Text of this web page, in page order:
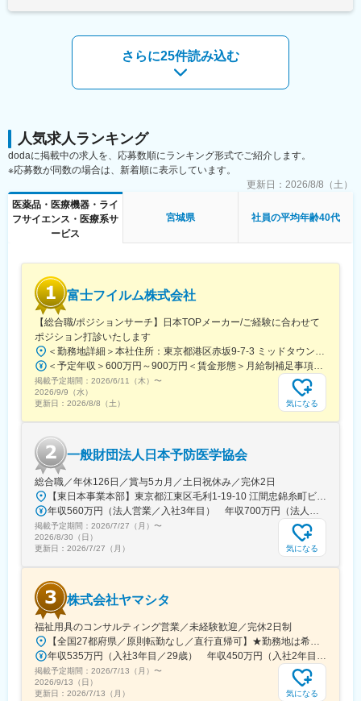
経理業務
・会計ソフトへの仕訳入力
・月次・年次決算業務
・勤怠管理
・就業規則の管理・運用
・社内行事の企画・運営
・各種契約書の管理
■組織構成：
総務課は3名体制となります。先輩社員や上長が、丁寧に指導いた
■商材：介護業務支援ソフト「ケア樹」について
介護事業者の「経営難」「人手不足」を解決すべく「簡単」「安
心」「低価格」を目指し開発された介護業務支援ソフトです。
2012年にリリースしてから、現在全国で約4,000の事業所の導入
実績となっています。コスト、業務改善、経営改善の悩みを解決
するためにシステムによって可視化することが可能です。
■当社について：
杜の都仙台に良い樹（事業）を創る会社という企業理念のもと創
業。1本目の樹・介護業務支援ソフト「ケア樹」は豊かな高齢社会
へ進化しました。クラウド型介護ソフト「ケア樹」と最先端IT技
術、AI、IoT、ロボット等との連携による革新的なクラウドサービ
スで介護・福祉業界の課題解決に貢献します。なお、当社は平成
29年度、従業員を含めた企業、消費者、地域に良い効果を生み出
す優れた取組みを行う仙台の「四方よし」企業として表彰されて
います。またJ-Startup TOHOKUにも選ばれました。
変更の範囲：会社の定める業務
さらに25件読み込む
人気求人ランキング
dodaに掲載中の求人を、応募数順にランキング形式でご紹介します。
※応募数が同数の場合は、新着順に表示しています。
更新日： 2026/8/8（土）
医薬品・医療機器・ライ
フサイエンス・医療系サ
ービス
宮城県 社員の平均年齢40代
富士フイルム株式会社
【総合職/ポジションサーチ】日本TOPメーカー/ご経験に合わせて
ポジション打診いたします
＜勤務地詳細＞本社住所：東京都港区赤坂9-7-3 ミッドタウン・ウェスト勤務地最寄駅：東京メトロ日比谷線／都営大江戸線／六本木駅受動喫煙対策：敷地内全面禁煙
＜予定年収＞600万円～900万円＜賃金形態＞月給制補足事項なし＜賃金内訳＞月額（基本給）：300,000円～500,000円＜月給＞300,000円～500,000円＜昇給有無＞有＜残業手当＞有賃金はあくまでも目安の金額であり、選考を通じて上下する可能性があります。月給(月額)は固定手当を含めた表記です。
掲載予定期間： 2026/6/11（木） 〜
2026/9/9（水）
更新日： 2026/8/8（土） 気になる
一般財団法人日本予防医学協会
総合職／年休126日／賞与5カ月／土日祝休み／完休2日
【東日本事業本部】東京都江東区毛利1-19-10 江間忠錦糸町ビル※訪問先からの直行直帰が可能です！＜アクセス＞・JR総武線（快速・各駅停車）／東京メトロ半蔵門線 錦糸町駅より徒歩5分・東京メトロ半蔵門線／都営新宿線 住吉駅より徒歩5分※受動喫煙対策:屋内全面禁煙
年収560万円（法人営業／入社3年目） 年収700万円（法人営業・チームリーダー／入社5年目）
掲載予定期間： 2026/7/27（月） 〜
2026/8/30（日）
更新日： 2026/7/27（月） 気になる
株式会社ヤマシタ
福祉用具のコンサルティング営業／未経験歓迎／完休2日制
【全国27都府県／原則転勤なし／直行直帰可】★勤務地は希望を考慮★拠点により車通勤OK※充足状況により、ご希望の勤務地での募集が終了している場合があります。※転居を伴う転勤の有無は、半年ごとに希望を伺い、選択いただけます。■東北■・宮城県（仙台市）■関東■・東京都（東京23区など）・神奈川県（横浜市など）・埼玉県（さいたま市など）・千葉県（千葉市など）・茨城県（水戸市）・栃木県（宇都宮市／足利市）・群馬県（前橋市）■東海■・愛知県（名古屋市／豊田市／豊橋市／小牧市）・静岡県（静岡市／浜松市／沼津市／焼津市／富士市）・岐阜県（岐阜市）・三重県（四日市市）■信越・北陸■・長野県（長野市）・山梨県（甲府市）・石川県（金沢市）・富山県（富山市）・福井県（福井市）■関西■・大阪府・兵庫県（神戸市／尼崎市／姫路市）・京都府（京都市）・奈良県（奈良市／天理市）・滋賀県（大津市／彦根市）・和歌山県（和歌山市／田辺市）■中国■・広島県（広島市）・岡山県（岡山市）■四国■・香川県（高松市）■九州■・福岡県（福岡市）
年収535万円（入社3年目／29歳） 年収450万円（入社2年目／26歳）
掲載予定期間： 2026/7/13（月） 〜
2026/9/13（日）
更新日： 2026/7/13（月） 気になる